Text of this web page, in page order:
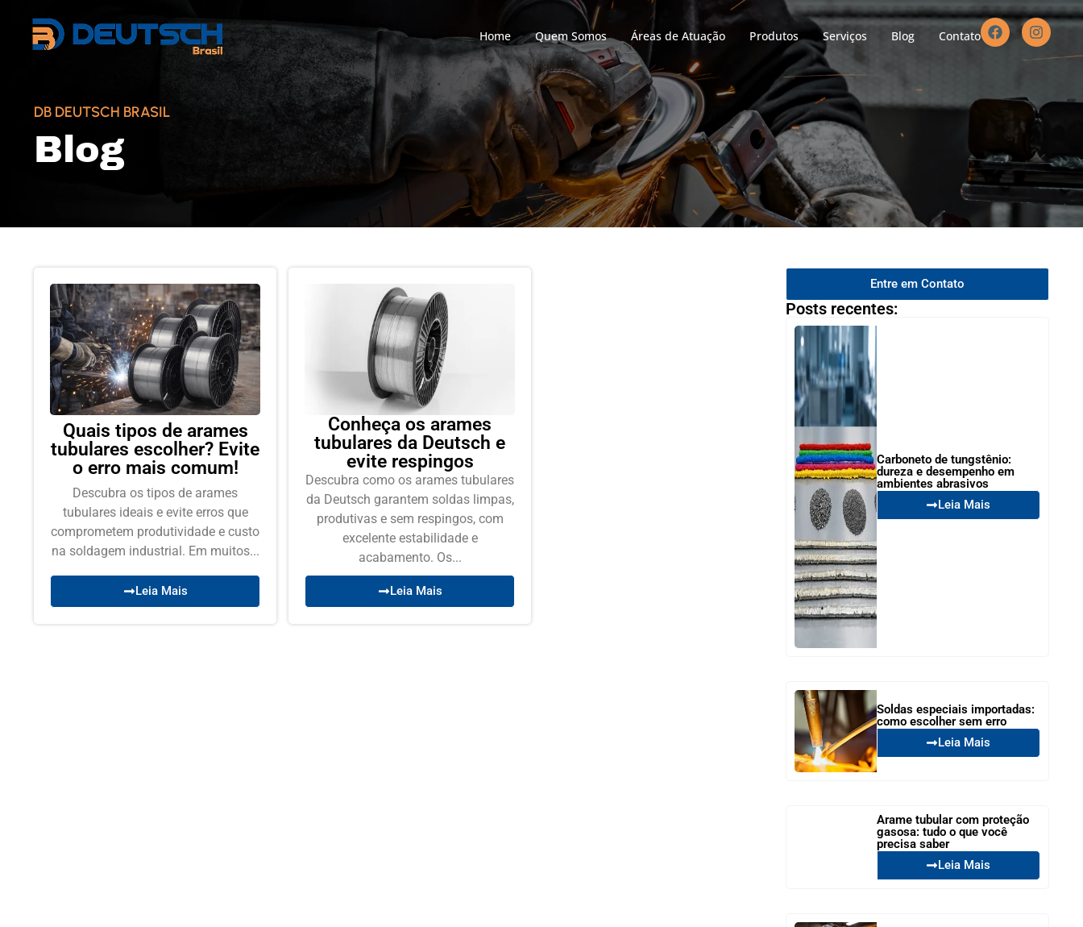
Home Quem Somos Áreas de Atuação Produtos Serviços Blog Contato
DB DEUTSCH BRASIL
Blog
Quais tipos de arames
tubulares escolher? Evite
o erro mais comum!
Descubra os tipos de arames
tubulares ideais e evite erros que
comprometem produtividade e custo
na soldagem industrial. Em muitos...
Leia Mais
Conheça os arames
tubulares da Deutsch e
evite respingos
Descubra como os arames tubulares
da Deutsch garantem soldas limpas,
produtivas e sem respingos, com
excelente estabilidade e
acabamento. Os...
Leia Mais
Entre em Contato
Posts recentes:
Carboneto de tungstênio:
dureza e desempenho em
ambientes abrasivos
Leia Mais
Soldas especiais importadas:
como escolher sem erro
Leia Mais
Arame tubular com proteção
gasosa: tudo o que você
precisa saber
Leia Mais